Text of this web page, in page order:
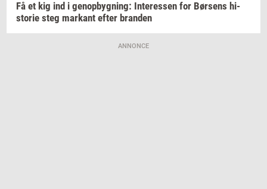
Få et kig ind i genop­byg­ning: In­ter­es­sen for Bør­sens hi­
sto­rie steg mar­kant efter bran­den
ANNONCE